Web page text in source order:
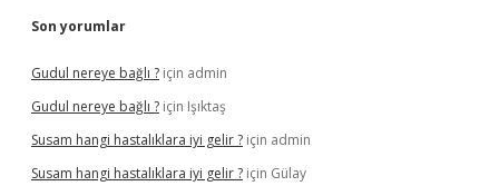
Son yorumlar
Gudul nereye bağlı ? için admin
Gudul nereye bağlı ? için Işıktaş
Susam hangi hastalıklara iyi gelir ? için admin
Susam hangi hastalıklara iyi gelir ? için Gülay